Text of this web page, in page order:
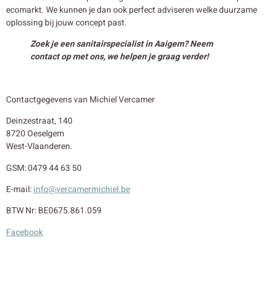
ecomarkt. We kunnen je dan ook perfect adviseren welke duurzame
oplossing bij jouw concept past.
Zoek je een sanitairspecialist in Aaigem? Neem
contact op met ons, we helpen je graag verder!
Contactgegevens van Michiel Vercamer
Deinzestraat, 140
8720 Oeselgem
West-Vlaanderen.
GSM: 0479 44 63 50
E-mail:info@vercamermichiel.be
BTW Nr: BE0675.861.059
Facebook